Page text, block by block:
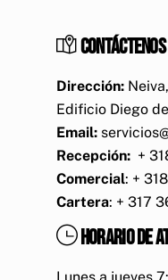
Contáctenos
Dirección:
Edificio Diego
Email:
Recepción: +
Comercial: +
Cartera: + 317
Horario de